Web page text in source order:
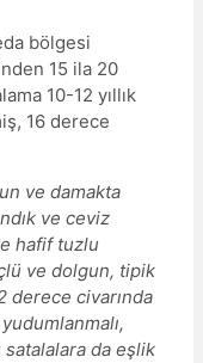
bölgesi
15 ila 20
10-12 yıllık
16 derece
ve damakta
ve ceviz
hafif tuzlu
ve dolgun, tipik
derece civarında
da eşlik